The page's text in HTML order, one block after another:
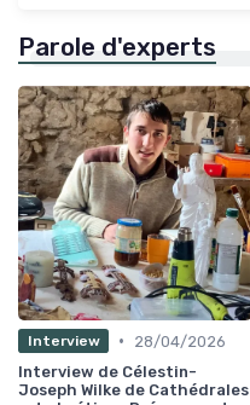
Parole d'experts
Interview •
28/04/2026
Interview de Célestin-
Joseph Wilke de Cathédrales